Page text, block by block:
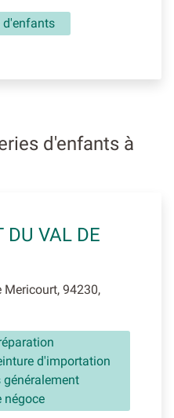
d'enfants
d'enfants à
DU VAL DE
Mericourt, 94230,
d'importation
négoce